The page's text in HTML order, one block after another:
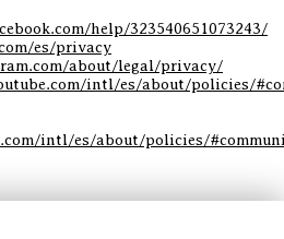
help/323540651073243/
es/privacy
about/legal/privacy/
intl/es/about/policies/
intl/es/about/policies/